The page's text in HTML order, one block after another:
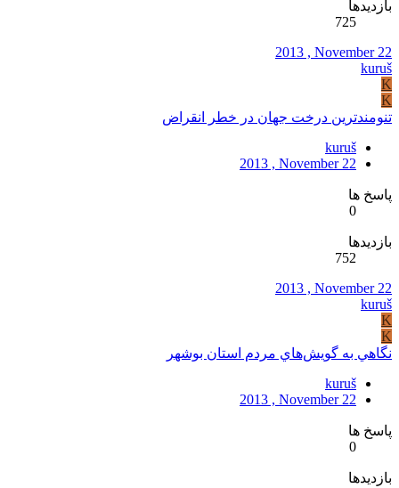
بازدیدها
725
2013 , November 22
kuruš
K
K
تنومندترين درخت جهان در خطر انقراض
kuruš
2013 , November 22
پاسخ ها
0
بازدیدها
752
2013 , November 22
kuruš
K
K
نگاهي به گويش‌هاي مردم استان بوشهر
kuruš
2013 , November 22
پاسخ ها
0
بازدیدها